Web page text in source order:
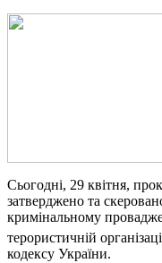
Сьогодні, 29 квітня,
затверджено та
кримінальному
терористичній
кодексу України.